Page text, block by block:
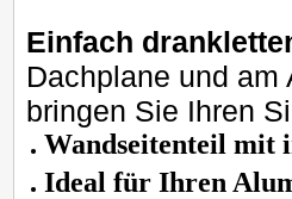
Einfach
Dachplane und
bringen Sie Ihren
Wandseitenteil
Ideal für Ihren